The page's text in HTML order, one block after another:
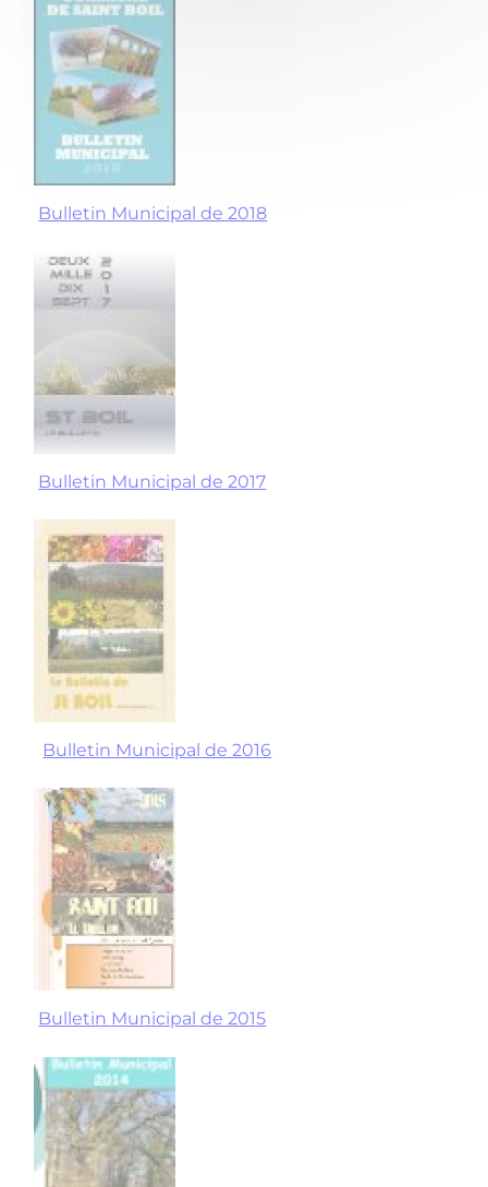
Bulletin Municipal de 2018
Bulletin Municipal de 2017
Bulletin Municipal de 2016
Bulletin Municipal de 2015